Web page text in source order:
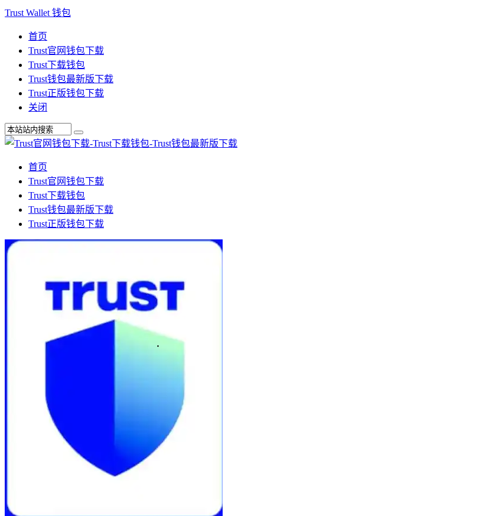
Trust Wallet 钱包
首页
Trust官网钱包下载
Trust下载钱包
Trust钱包最新版下载
Trust正版钱包下载
关闭
首页
Trust官网钱包下载
Trust下载钱包
Trust钱包最新版下载
Trust正版钱包下载